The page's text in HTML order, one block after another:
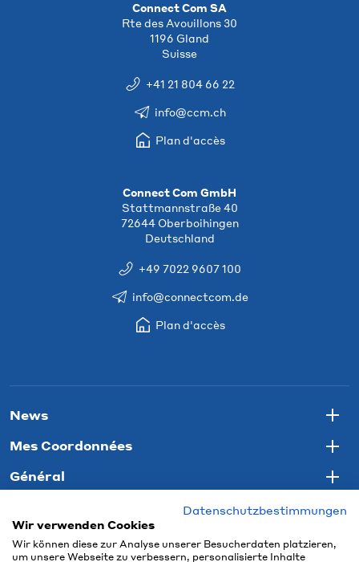
Connect Com SA
Rte des Avouillons 30
1196 Gland
Suisse
+41 21 804 66 22
info@ccm.ch
Plan d'accès
Connect Com GmbH
Stattmannstraße 40
72644 Oberboihingen
Deutschland
+49 7022 9607 100
info@connectcom.de
Plan d'accès
News
Mes Coordonnées
Général
Datenschutzbestimmungen
Wir verwenden Cookies
Wir können diese zur Analyse unserer Besucherdaten platzieren,
um unsere Webseite zu verbessern, personalisierte Inhalte